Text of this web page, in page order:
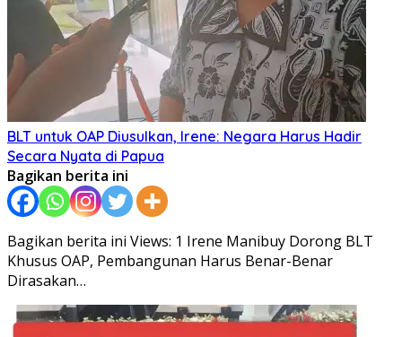
BLT untuk OAP Diusulkan, Irene: Negara Harus Hadir
Secara Nyata di Papua
Bagikan berita ini
Bagikan berita ini Views: 1 Irene Manibuy Dorong BLT
Khusus OAP, Pembangunan Harus Benar-Benar
Dirasakan…